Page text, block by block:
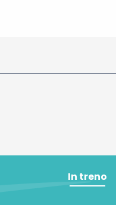
In treno